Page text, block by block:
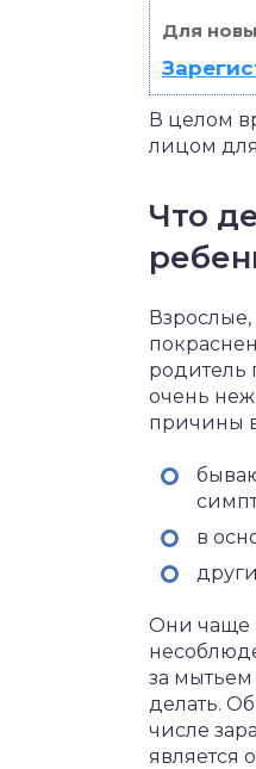
Для
В целом
лицом для
Что
родитель
очень
причины
в
Они чаще
за мытьем
делать.
числе
является